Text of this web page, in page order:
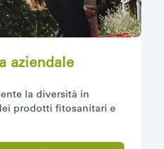
aziendale
la diversità in
prodotti fitosanitari e